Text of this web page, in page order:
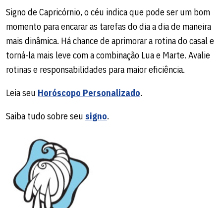
Signo de Capricórnio, o céu indica que pode ser um bom
momento para encarar as tarefas do dia a dia de maneira
mais dinâmica. Há chance de aprimorar a rotina do casal e
torná-la mais leve com a combinação Lua e Marte. Avalie
rotinas e responsabilidades para maior eficiência.
Leia seu Horóscopo Personalizado.
Saiba tudo sobre seu signo.